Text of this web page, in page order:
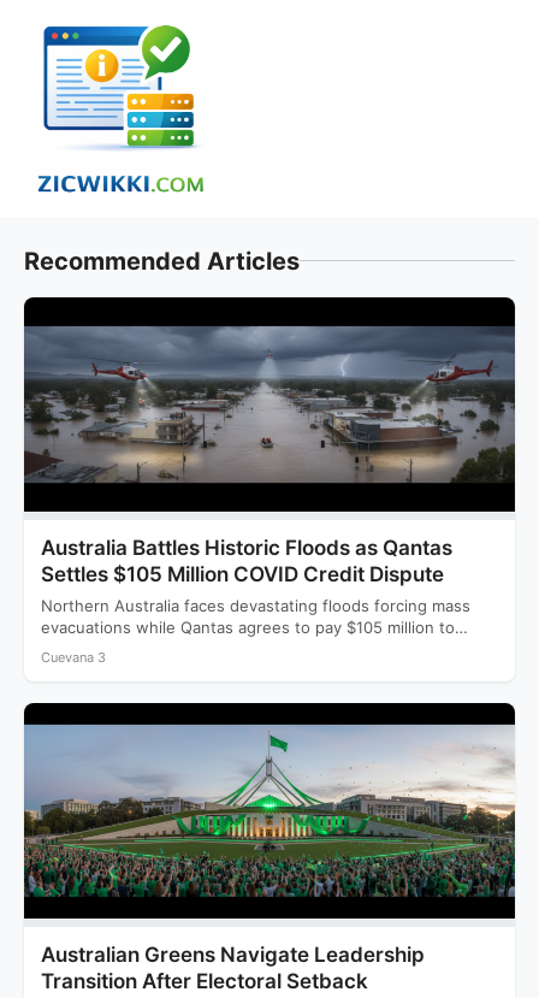
content
Recommended Articles
Australia Battles Historic Floods as Qantas
Settles $105 Million COVID Credit Dispute
Northern Australia faces devastating floods forcing mass
evacuations while Qantas agrees to pay $105 million to
settle a…
Cuevana 3
Australian Greens Navigate Leadership
Transition After Electoral Setback